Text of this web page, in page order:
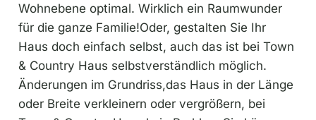
Wohnebene optimal. Wirklich ein Raumwunder
für die ganze Familie!Oder, gestalten Sie Ihr
Haus doch einfach selbst, auch das ist bei Town
& Country Haus selbstverständlich möglich.
Änderungen im Grundriss,das Haus in der Länge
oder Breite verkleinern oder vergrößern, bei